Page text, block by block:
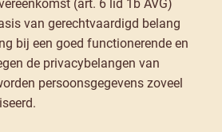
(art. 6 lid 1b AVG)
van gerechtvaardigd belang
bij een goed functionerende en
de privacybelangen van
persoonsgegevens zoveel